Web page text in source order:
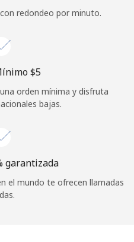
con
redondeo por minuto.
⁦$5⁩
orden mínima y disfruta
bajas.
garantizada
el mundo te ofrecen llamadas